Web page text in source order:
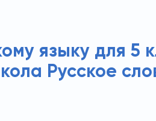
языку для 5
Русское